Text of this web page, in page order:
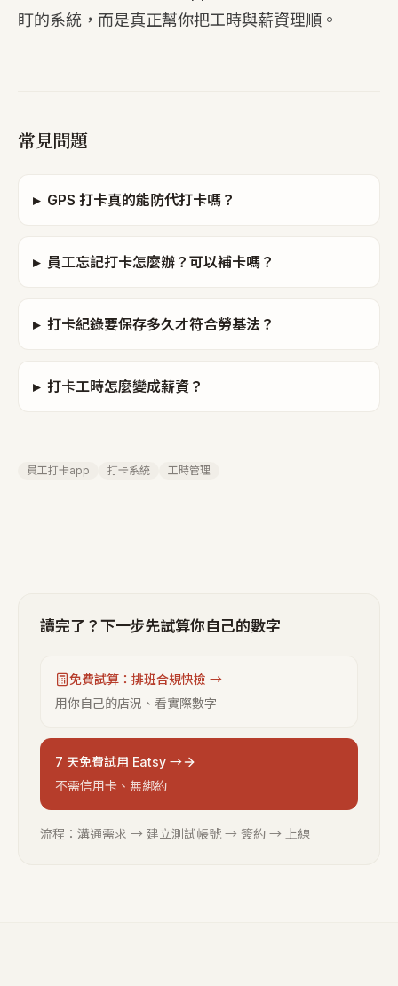
盯的系統，而是真正幫你把工時與薪資理順。
常見問題
▸ GPS 打卡真的能防代打卡嗎？
▸ 員工忘記打卡怎麼辦？可以補卡嗎？
▸ 打卡紀錄要保存多久才符合勞基法？
▸ 打卡工時怎麼變成薪資？
員工打卡app 打卡系統 工時管理
讀完了？下一步先試算你自己的數字
免費試算：排班合規快檢 →
用你自己的店況、看實際數字
7 天免費試用 Eatsy →
不需信用卡、無綁約
流程：溝通需求 → 建立測試帳號 → 簽約 → 上線